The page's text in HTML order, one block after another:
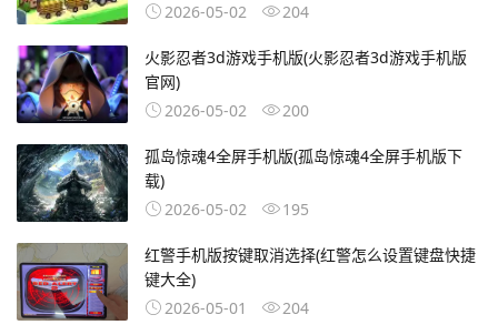
2026-05-02
204
火影忍者3d游戏手机版(火影忍者3d游戏手机版
官网)
2026-05-02
200
孤岛惊魂4全屏手机版(孤岛惊魂4全屏手机版下
载)
2026-05-02
195
红警手机版按键取消选择(红警怎么设置键盘快捷
键大全)
2026-05-01
204